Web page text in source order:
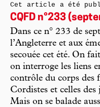
Cet article a été
CQFD n°233
Dans ce n° 233 de
l’Angleterre et aux
secouée cet été. On
on interroge les liens
contrôle du corps des
Cordistes et celles
Mais on se balade